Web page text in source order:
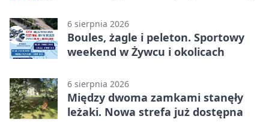
6 sierpnia 2026
Boules, żagle i peleton. Sportowy
weekend w Żywcu i okolicach
6 sierpnia 2026
Między dwoma zamkami stanęły
leżaki. Nowa strefa już dostępna